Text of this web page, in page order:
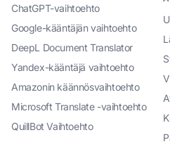
ChatGPT-vaihtoehto
Google-kääntäjän vaihtoehto
DeepL Document Translator
Yandex-kääntäjä vaihtoehto
Amazonin käännösvaihtoehto
Microsoft Translate -vaihtoehto
QuillBot Vaihtoehto